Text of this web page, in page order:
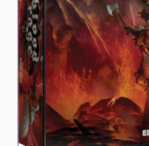
Naruto
Autres
Tapis de